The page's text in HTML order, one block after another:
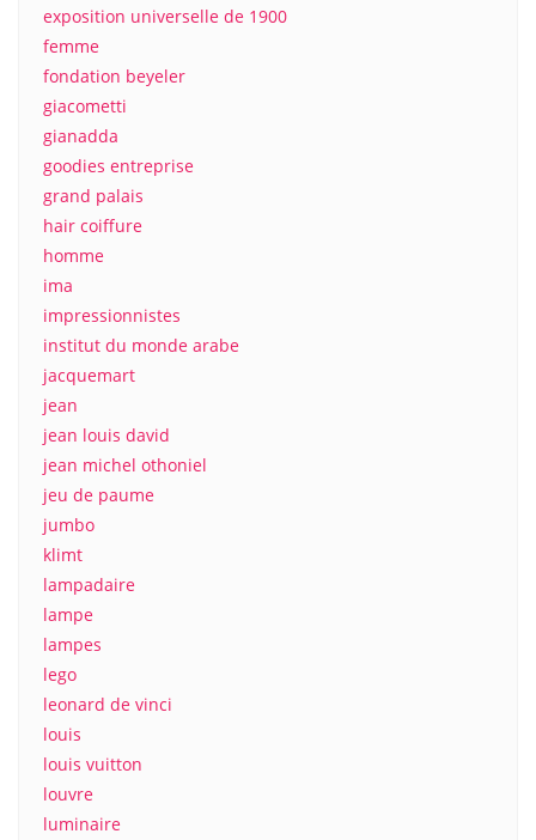
exposition universelle de 1900
femme
fondation beyeler
giacometti
gianadda
goodies entreprise
grand palais
hair coiffure
homme
ima
impressionnistes
institut du monde arabe
jacquemart
jean
jean louis david
jean michel othoniel
jeu de paume
jumbo
klimt
lampadaire
lampe
lampes
lego
leonard de vinci
louis
louis vuitton
louvre
luminaire